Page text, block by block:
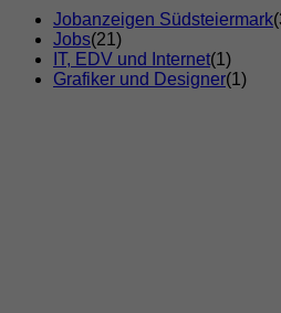
Jobanzeigen Südsteiermark
Jobs(21)
IT, EDV und Internet(1)
Grafiker und Designer(1)